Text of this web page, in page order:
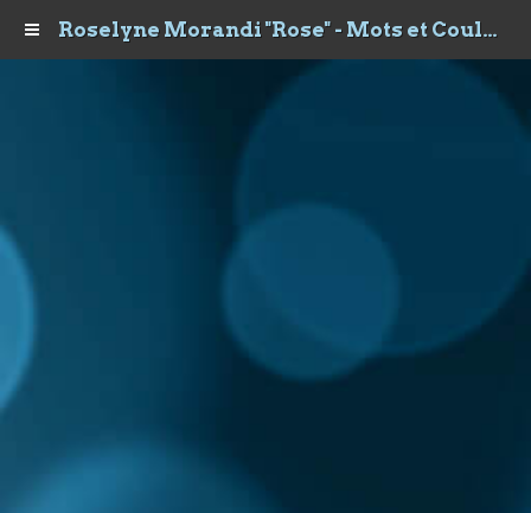
Roselyne Morandi "Rose" - Mots et Couleurs